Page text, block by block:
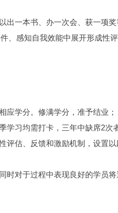
一本书、办一次会、获一项奖
、感知自我效能中展开形成性
学分。修满学分，准予结业；
习均需打卡，三年中缺席2次
估、反馈和激励机制，设置以
对于过程中表现良好的学员将